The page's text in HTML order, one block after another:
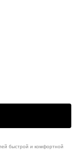
быстрой и комфортной